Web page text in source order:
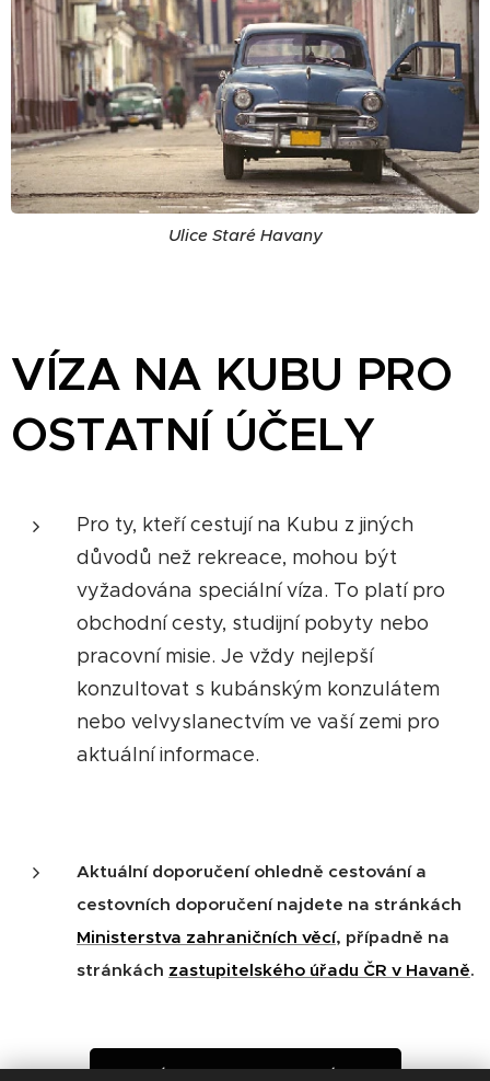
Ulice Staré Havany
VÍZA NA KUBU PRO
OSTATNÍ ÚČELY
Pro ty, kteří cestují na Kubu z jiných
důvodů než rekreace, mohou být
vyžadována speciální víza. To platí pro
obchodní cesty, studijní pobyty nebo
pracovní misie. Je vždy nejlepší
konzultovat s kubánským konzulátem
nebo velvyslanectvím ve vaší zemi pro
aktuální informace.
Aktuální doporučení ohledně cestování a
cestovních doporučení najdete na stránkách
Ministerstva zahraničních věcí, případně na
stránkách zastupitelského úřadu ČR v Havaně.